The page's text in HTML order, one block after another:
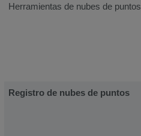
Herramientas de nubes de puntos
Registro de nubes de puntos